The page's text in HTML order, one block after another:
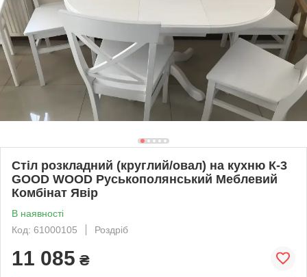
Стіл розкладний (круглий/овал) на кухню К-3
GOOD WOOD Руськополянський Меблевий
Комбінат Явір
В наявності
Код: 61000105
Роздріб
11 085 ₴